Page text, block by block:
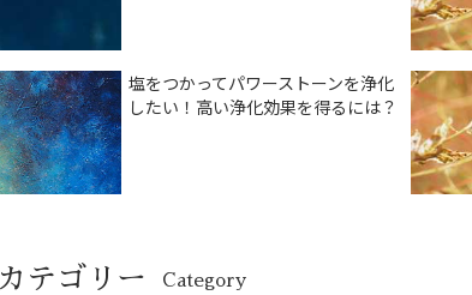
塩をつかってパワーストーンを浄化
したい！高い浄化効果を得るには？
カテゴリー Category